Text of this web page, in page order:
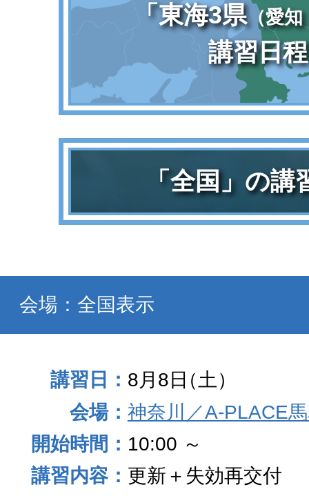
「東海3県（愛知
講習日
「全国」の
会場：全国表示
8月8日（土）
神奈川／A-PLACE
10:00 ～
更新＋失効再交付